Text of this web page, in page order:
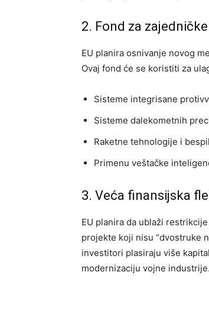
2. Fond za
EU planira osnivanje novog
Ovaj fond će se koristiti za
Sisteme integrisane
Sisteme dalekometnih
Raketne tehnologije i
Primenu veštačke
3. Veća finansijska
EU planira da ublaži
projekte koji nisu “dvostruke
investitori plasiraju više
modernizaciju vojne industrije.